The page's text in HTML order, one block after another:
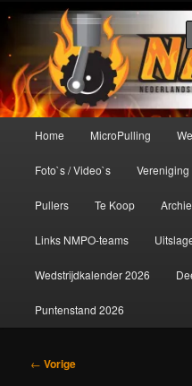
primaire
inhoudNederlandse
Organisatie
De meest krachtige
Home MicroPulling
Foto`s / Video`s Vereniging
Pullers Te Koop
Links NMPO-teams
Wedstrijdkalender 2026
Puntenstand 2026
Bericht
← Vorige